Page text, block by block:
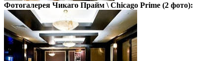
Фотогалерея Чикаго Прайм \ Chicago Prime (2 фото):